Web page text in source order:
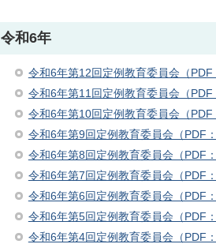
令和6年
令和6年第12回定例教育委員会（PDF
令和6年第11回定例教育委員会（PDF
令和6年第10回定例教育委員会（PDF
令和6年第9回定例教育委員会（PDF：
令和6年第8回定例教育委員会（PDF：
令和6年第7回定例教育委員会（PDF：
令和6年第6回定例教育委員会（PDF：
令和6年第5回定例教育委員会（PDF：
令和6年第4回定例教育委員会（PDF：